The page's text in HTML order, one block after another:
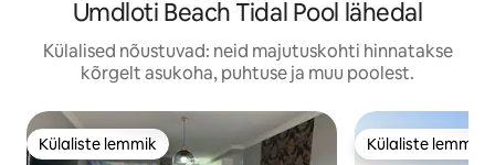
Umdloti Beach Tidal Pool lähedal
Külalised nõustuvad: neid majutuskohti hinnatakse
kõrgelt asukoha, puhtuse ja muu poolest.
Külaliste lemmik
Külaliste lemmik Külaliste lemmik
Külaliste lemmik